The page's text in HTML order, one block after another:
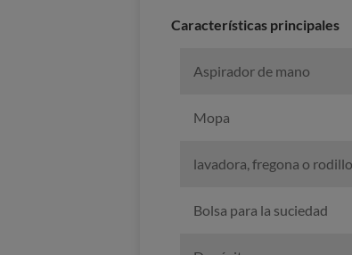
Características principales
Aspirador de mano
Mopa
lavadora, fregona o rodillo
Bolsa para la suciedad